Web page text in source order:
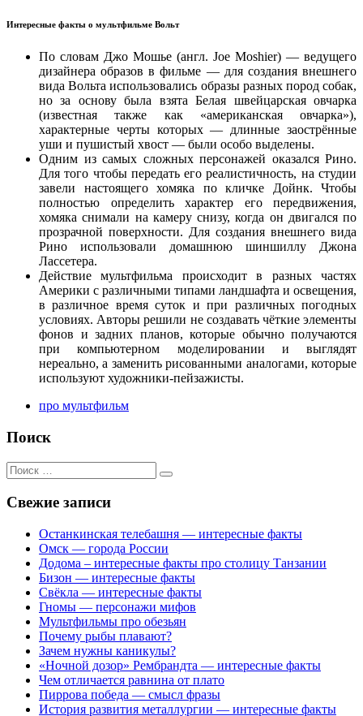
Интересные факты о мультфильме Вольт
По словам Джо Мошье (англ. Joe Moshier) — ведущего
дизайнера образов в фильме — для создания внешнего
вида Вольта использовались образы разных пород собак,
но за основу была взята Белая швейцарская овчарка
(известная также как «американская овчарка»),
характерные черты которых — длинные заострённые
уши и пушистый хвост — были особо выделены.
Одним из самых сложных персонажей оказался Рино.
Для того чтобы передать его реалистичность, на студии
завели настоящего хомяка по кличке Дойнк. Чтобы
полностью определить характер его передвижения,
хомяка снимали на камеру снизу, когда он двигался по
прозрачной поверхности. Для создания внешнего вида
Рино использовали домашнюю шиншиллу Джона
Лассетера.
Действие мультфильма происходит в разных частях
Америки с различными типами ландшафта и освещения,
в различное время суток и при различных погодных
условиях. Авторы решили не создавать чёткие элементы
фонов и задних планов, которые обычно получаются
при компьютерном моделировании и выглядят
нереально, а заменить рисованными аналогами, которые
используют художники-пейзажисты.
про мультфильм
Поиск
Поиск
для:
Свежие записи
Останкинская телебашня — интересные факты
Омск — города России
Додома – интересные факты про столицу Танзании
Бизон — интересные факты
Свёкла — интересные факты
Гномы — персонажи мифов
Мультфильмы про обезьян
Почему рыбы плавают?
Зачем нужны каникулы?
«Ночной дозор» Рембрандта — интересные факты
Чем отличается равнина от плато
Пиррова победа — смысл фразы
История развития металлургии — интересные факты